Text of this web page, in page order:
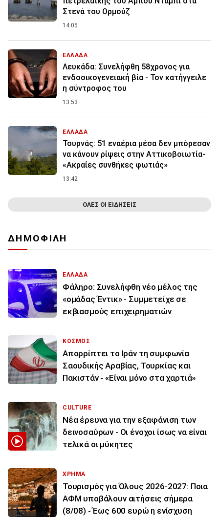
Στενά του Ορμούζ
14:05
ΕΛΛΑΔΑ
Λευκάδα: Συνελήφθη 58χρονος για
ενδοοικογενειακή βία - Τον κατήγγειλε
η σύντροφος του
13:53
ΕΛΛΑΔΑ
Τουρνάς: 51 εναέρια μέσα δεν μπόρεσαν
να κάνουν ρίψεις στην Αττικοβοιωτία-
«Ακραίες συνθήκες φωτιάς»
13:42
ΟΛΕΣ ΟΙ ΕΙΔΗΣΕΙΣ
ΔΗΜΟΦΙΛΗ
ΕΛΛΑΔΑ
Φάληρο: Συνελήφθη νέο μέλος της
«ομάδας Έντικ» - Συμμετείχε σε
εκβιασμούς επιχειρηματιών
ΚΟΣΜΟΣ
Απορρίπτει το Ιράν τη συμφωνία
Σαουδικής Αραβίας, Τουρκίας και
Πακιστάν - «Είναι μόνο στα χαρτιά»
CULTURE
Νέα έρευνα για την εξαφάνιση των
δεινοσαύρων - Οι ένοχοι ίσως να είναι
τελικά οι μύκητες
ΧΡΗΜΑ
Τουρισμός για Όλους 2026-2027: Ποια
ΑΦΜ υποβάλουν αιτήσεις σήμερα
(8/08) - Έως 600 ευρώ η ενίσχυση